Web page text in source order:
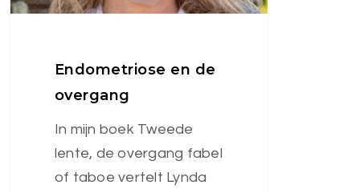
Endometriose en de
overgang
In mijn boek Tweede
lente, de overgang fabel
of taboe vertelt Lynda